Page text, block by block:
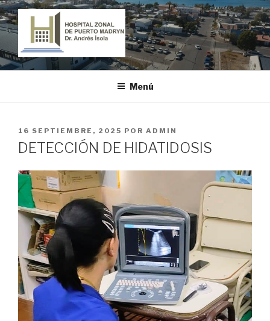
Ir
al
contenido
HOSPITAL ZONAL DE PUERTO
"Dr. Andrés Ísola"
Menú
PUBLICADO
EL
16 SEPTIEMBRE, 2025 POR ADMIN
DETECCIÓN DE HIDATIDOSIS